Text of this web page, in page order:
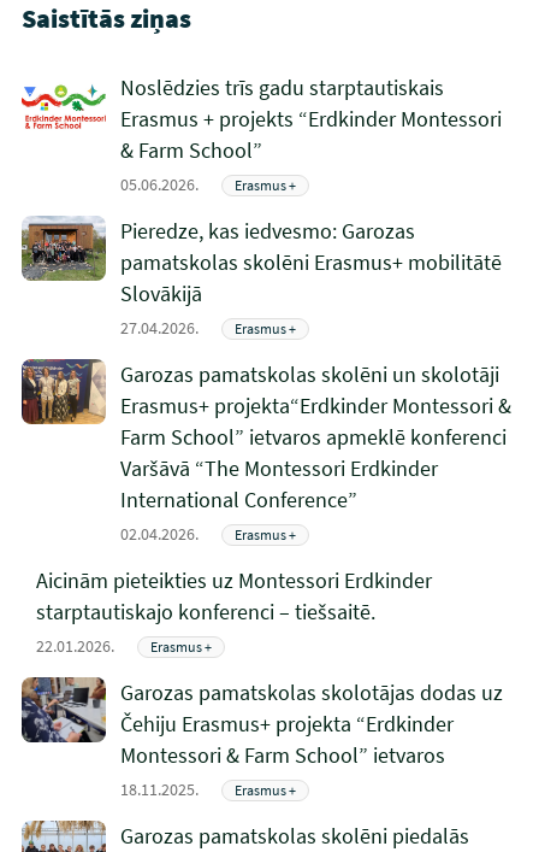
Saistītās ziņas
Noslēdzies trīs gadu starptautiskais
Erasmus + projekts “Erdkinder Montessori
& Farm School”
05.06.2026. Erasmus +
Pieredze, kas iedvesmo: Garozas
pamatskolas skolēni Erasmus+ mobilitātē
Slovākijā
27.04.2026. Erasmus +
Garozas pamatskolas skolēni un skolotāji
Erasmus+ projekta“Erdkinder Montessori &
Farm School” ietvaros apmeklē konferenci
Varšāvā “The Montessori Erdkinder
International Conference”
02.04.2026. Erasmus +
Aicinām pieteikties uz Montessori Erdkinder
starptautiskajo konferenci – tiešsaitē.
22.01.2026. Erasmus +
Garozas pamatskolas skolotājas dodas uz
Čehiju Erasmus+ projekta “Erdkinder
Montessori & Farm School” ietvaros
18.11.2025. Erasmus +
Garozas pamatskolas skolēni piedalās